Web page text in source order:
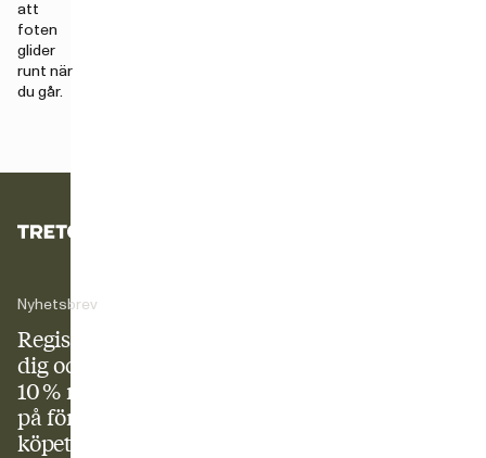
att
foten
glider
runt när
du går.
Nyhetsbrev
Registrera
dig och få
10 % rabatt
på första
köpet! Ta del